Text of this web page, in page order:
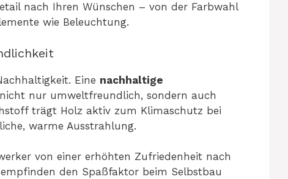
nach Ihren Wünschen – von der Farbwahl
wie Beleuchtung.
Eine nachhaltige
nur umweltfreundlich, sondern auch
trägt Holz aktiv zum Klimaschutz bei
warme Ausstrahlung.
von einer erhöhten Zufriedenheit nach
den Spaßfaktor beim Selbstbau